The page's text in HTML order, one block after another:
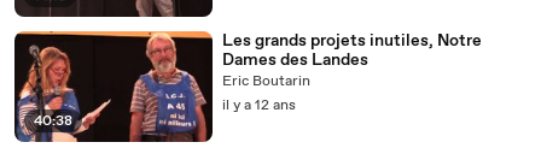
40:38
Les grands projets inutiles, Notre
Dames des Landes
Eric Boutarin
il y a 12 ans